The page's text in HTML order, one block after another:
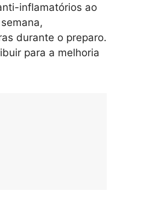
inflamatórios ao
durante o preparo.
para a melhoria